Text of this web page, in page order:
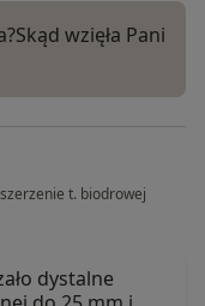
wzięła Pani
t. biodrowej
dystalne